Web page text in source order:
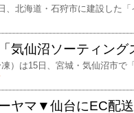
、北海道・石狩市に建設した
気仙沼ソーティング
）は15日、宮城・気仙沼市で
ヤマ▼仙台にEC配